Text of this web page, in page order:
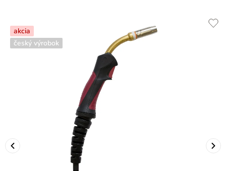
akcia
český výrobok